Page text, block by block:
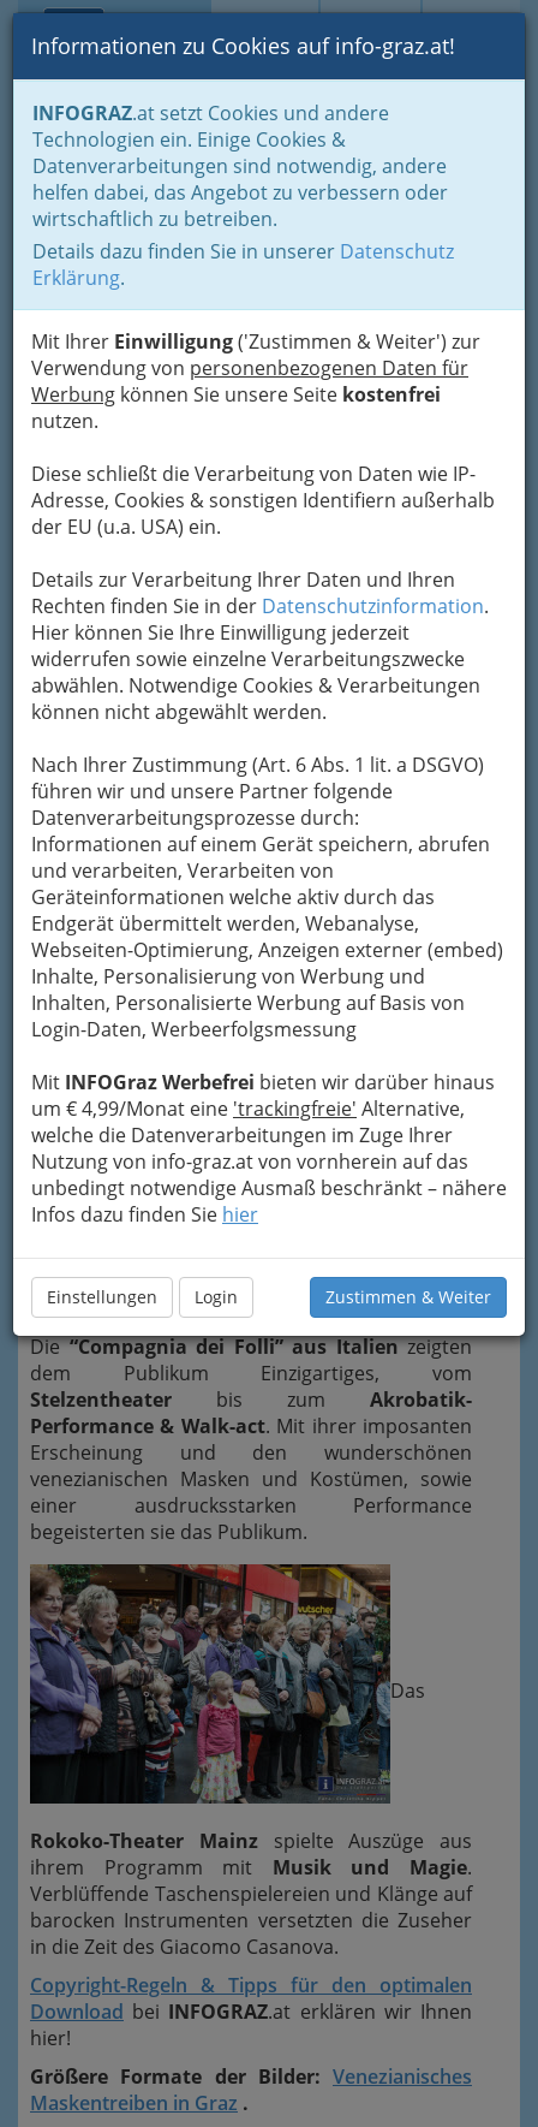
Suche Login Toggle
Informationen zu Cookies auf info-graz.at!
INFOGRAZ.at setzt Cookies und andere
Technologien ein. Einige Cookies &
Datenverarbeitungen sind notwendig, andere
helfen dabei, das Angebot zu verbessern oder
wirtschaftlich zu betreiben.
Details dazu finden Sie in unserer Datenschutz
Erklärung.
Mit Ihrer Einwilligung('Zustimmen & Weiter') zur
Verwendung von personenbezogenen Daten für
Werbung können Sie unsere Seite kostenfrei
nutzen.
Diese schließt die Verarbeitung von Daten wie IP-
Adresse, Cookies & sonstigen Identifiern außerhalb
der EU (u.a. USA) ein.
Details zur Verarbeitung Ihrer Daten und Ihren
Rechten finden Sie in der Datenschutzinformation.
Hier können Sie Ihre Einwilligung jederzeit
widerrufen sowie einzelne Verarbeitungszwecke
abwählen. Notwendige Cookies & Verarbeitungen
können nicht abgewählt werden.
Nach Ihrer Zustimmung (Art. 6 Abs. 1 lit. a DSGVO)
führen wir und unsere Partner folgende
Datenverarbeitungsprozesse durch:
Informationen auf einem Gerät speichern, abrufen
und verarbeiten, Verarbeiten von
Geräteinformationen welche aktiv durch das
Endgerät übermittelt werden, Webanalyse,
Webseiten-Optimierung, Anzeigen externer (embed)
Inhalte, Personalisierung von Werbung und
Inhalten, Personalisierte Werbung auf Basis von
Login-Daten, Werbeerfolgsmessung
Mit INFOGraz Werbefrei bieten wir darüber hinaus
um € 4,99/Monat eine 'trackingfreie' Alternative,
welche die Datenverarbeitungen im Zuge Ihrer
Nutzung von info-graz.at von vornherein auf das
unbedingt notwendige Ausmaß beschränkt – nähere
Infos dazu finden Sie hier
Einstellungen Login Zustimmen & Weiter
Home
Fotos
Jänner bis Dezember - nach Monaten und Halbjahren gruppiert
März 2014
Zauber von Venedig in Graz
Faschingsamstag 2104 - Zauber von Venedig in Graz am 1.
März 2014 - 001
Vergrößern
Previous
Faschingsamstag 2104
Zauber von Venedig in Graz
1. März 2014
Am
Faschingssamstagwar es wieder soweit. Das
Venezianische Maskentreibenhat wieder im
Murpark GrazEinzug gehalten.
Mit den einzigartigenKünstlergruppen
Maschere veneziane & Compagnia dei Folli
und dem grandiosenRokoko-Theater Mainz
wurde den Besuchern ein buntes Programm
geboten.
Die“Compagnia dei Folli” aus Italienzeigten
dem Publikum Einzigartiges, vom
Stelzentheater bis zum Akrobatik-
Performance & Walk-act. Mit ihrer imposanten
Erscheinung und den wunderschönen
venezianischen Masken und Kostümen, sowie
einer ausdrucksstarken Performance
begeisterten sie das Publikum.
Das
Rokoko-Theater Mainzspielte Auszüge aus
ihrem Programm mit Musik und Magie.
Verblüffende Taschenspielereien und Klänge auf
barocken Instrumenten versetzten die Zuseher
in die Zeit des Giacomo Casanova.
Copyright-Regeln & Tipps für den optimalen
Download bei INFOGRAZ.at erklären wir Ihnen
hier!
Größere Formate der Bilder: Venezianisches
Maskentreiben in Graz .